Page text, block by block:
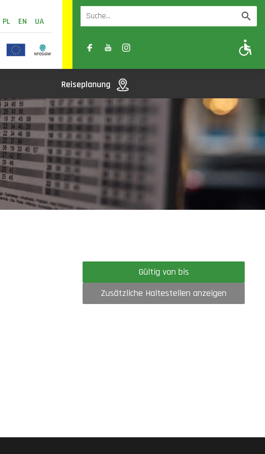
PL EN UA
A- A A+
Reiseplanung
Gültig von bis
Zusätzliche Haltestellen anzeigen